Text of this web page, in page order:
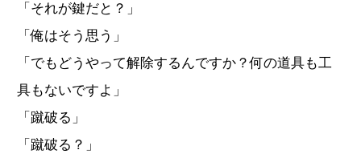
「それが鍵だと？」
「俺はそう思う」
「でもどうやって解除するんですか？何の道具も工
具もないですよ」
「蹴破る」
「蹴破る？」